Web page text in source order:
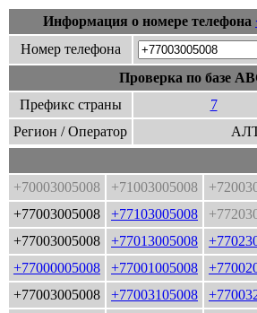
Информация о номере телефона
Номер телефона
Проверка по базе
Префикс страны
7
Регион / Оператор
+70003005008
+71003005008
+77003005008
+77103005008
+77003005008
+77013005008
+77000005008
+77001005008
+77003005008
+77003105008